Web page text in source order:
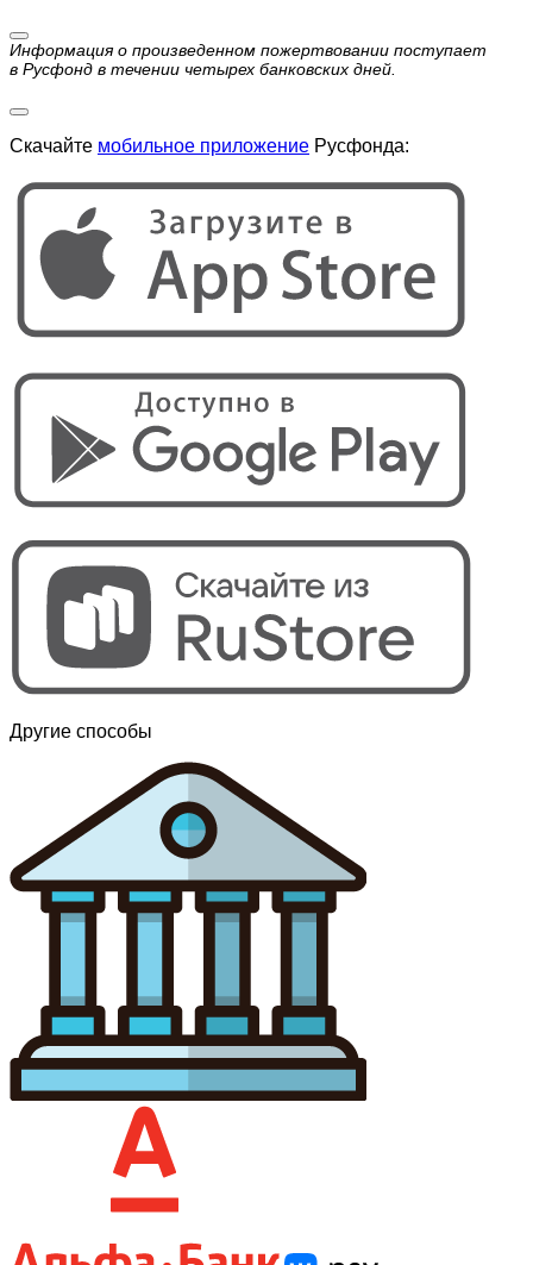
Информация о произведенном пожертвовании поступает
в Русфонд в течении четырех банковских дней.
Скачайте мобильное приложение Русфонда:
Другие способы